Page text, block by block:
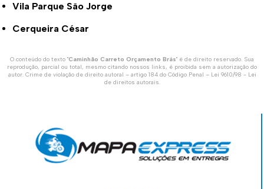
Vila Parque São Jorge
Cerqueira César
O conteúdo do texto "Caminhão Carreto Orçamento Brás" é de direito reservado. Sua
reprodução, parcial ou total, mesmo citando nossos links, é proibida sem a autorização do
autor. Crime de violação de direito autoral – artigo 184 do Código Penal – Lei 9610/98 - Lei
de direitos autorais.